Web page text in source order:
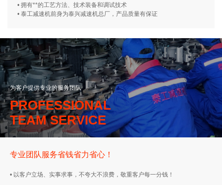
• 拥有**的工艺方法、技术装备和调试技术
• 泰工减速机前身为泰兴减速机总厂，产品质量有保证
为客户提供专业的服务团队
PROFESSIONAL
TEAM SERVICE
专业团队服务省钱省力省心！
• 以客户立场、实事求事，不夸大不浪费，敬重客户每一分钱！